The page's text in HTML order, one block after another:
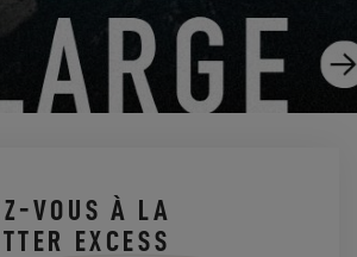
VOUS À LA
EXCESS